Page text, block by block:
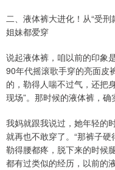
二、液体裤大进化！从“受刑
姐妹都爱穿
说起液体裤，咱以前的印象
90年代摇滚歌手穿的亮面皮
的，勒得人喘不过气，还把
现场”。那时候的液体裤，确
我妈就跟我说过，她年轻的
就再也不敢穿了。“那裤子
勒得腰都疼，脱下来的时候
都有过类似的经历，以前的